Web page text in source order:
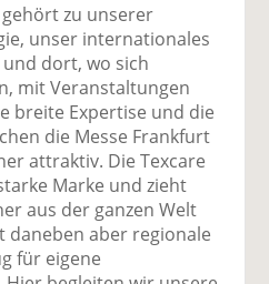
gehört zu unserer
unser internationales
dort, wo sich
mit Veranstaltungen
breite Expertise und die
die Messe Frankfurt
attraktiv. Die Texcare
Marke und zieht
aus der ganzen Welt
daneben aber regionale
für eigene